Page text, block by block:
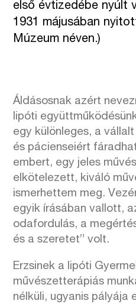
első évtizedébe nyúlt
1931 májusában
Múzeum néven.)
Áldásosnak azért
lipóti
egy különleges, a
és pácienseiért
embert, egy jeles
elkötelezett, kiváló
ismerhettem meg.
egyik írásában vallott,
odafordulás, a
és a szeretet” volt.
Erzsinek a lipóti
művészetterápiás
nélküli, ugyanis pályája